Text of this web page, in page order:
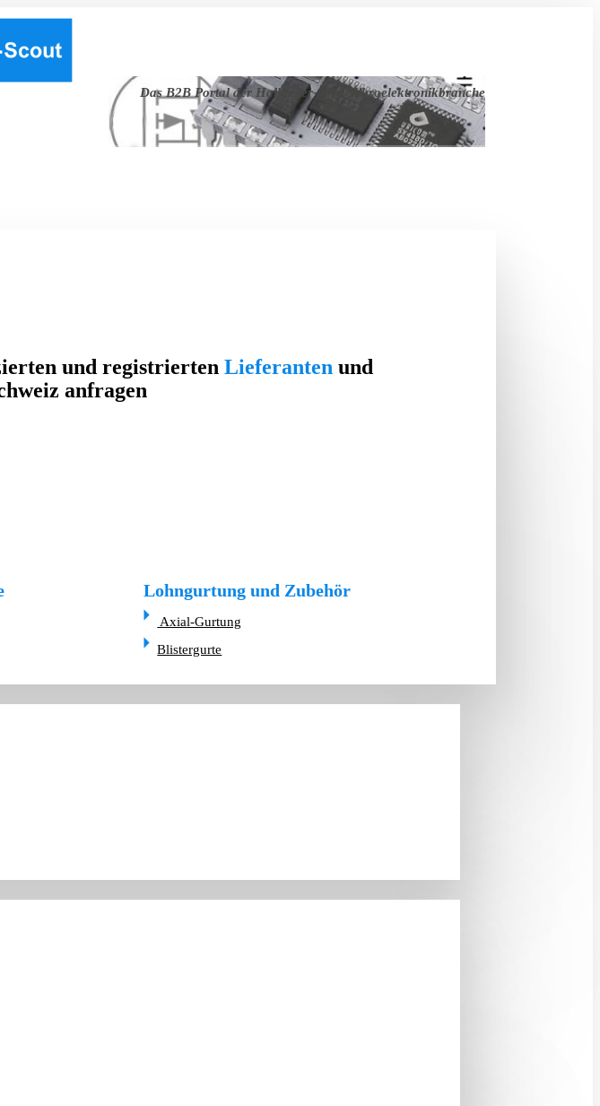
Das B2B Portal der Halbleiter- und Mikroelektronikbranche
und registrierten Lieferanten und
anfragen
Lohngurtung und Zubehör
Axial-Gurtung
Blistergurte